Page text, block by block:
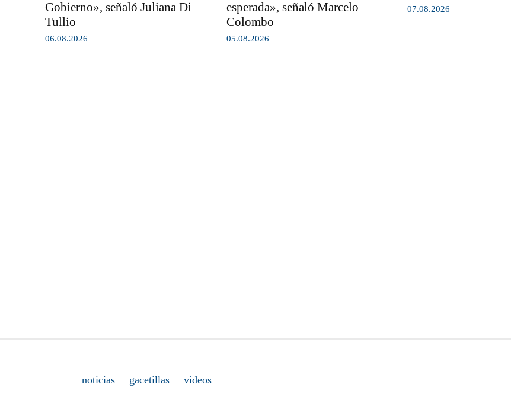
Gobierno», señaló Juliana Di
Tullio
06.08.2026
esperada», señaló Marcelo
Colombo
05.08.2026
07.08.2026
noticias gacetillas videos